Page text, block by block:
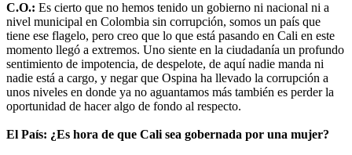
C.O.: Es cierto que no hemos tenido un gobierno ni nacional ni a
nivel municipal en Colombia sin corrupción, somos un país que
tiene ese flagelo, pero creo que lo que está pasando en Cali en este
momento llegó a extremos. Uno siente en la ciudadanía un profundo
sentimiento de impotencia, de despelote, de aquí nadie manda ni
nadie está a cargo, y negar que Ospina ha llevado la corrupción a
unos niveles en donde ya no aguantamos más también es perder la
oportunidad de hacer algo de fondo al respecto.
El País: ¿Es hora de que Cali sea gobernada por una mujer?